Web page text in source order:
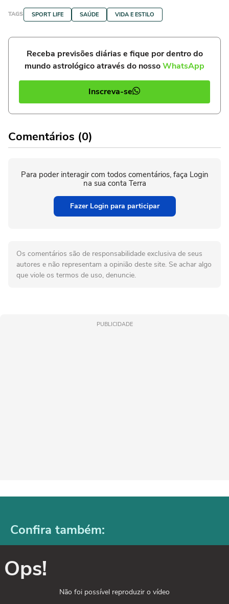
TAGS SPORT LIFE SAÚDE VIDA E ESTILO
Receba previsões diárias e fique por dentro do
mundo astrológico através do nossoWhatsApp
Inscreva-se
Comentários (0)
Para poder interagir com todos comentários, faça Login
na sua conta Terra
Fazer Login para participar
Os comentários são de responsabilidade exclusiva de seus
autores e não representam a opinião deste site. Se achar algo
que viole os termos de uso, denuncie.
PUBLICIDADE
Confira também:
Ops!
Não foi possível reproduzir o vídeo